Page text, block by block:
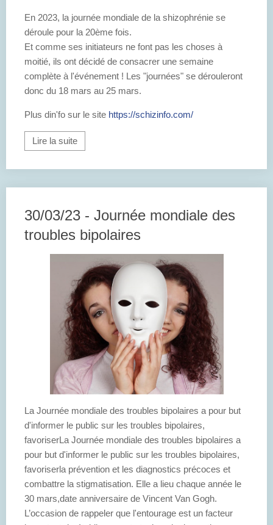
En 2023, la journée mondiale de la shizophrénie se
déroule pour la 20ème fois.
Et comme ses initiateurs ne font pas les choses à
moitié, ils ont décidé de consacrer une semaine
complète à l'événement ! Les "journées" se dérouleront
donc du 18 mars au 25 mars.
Plus din'fo sur le site https://schizinfo.com/
Lire la suite
30/03/23 - Journée mondiale des
troubles bipolaires
La Journée mondiale des troubles bipolaires a pour but
d'informer le public sur les troubles bipolaires,
favoriserLa Journée mondiale des troubles bipolaires a
pour but d'informer le public sur les troubles bipolaires,
favoriserla prévention et les diagnostics précoces et
combattre la stigmatisation. Elle a lieu chaque année le
30 mars,date anniversaire de Vincent Van Gogh.
L’occasion de rappeler que l'entourage est un facteur